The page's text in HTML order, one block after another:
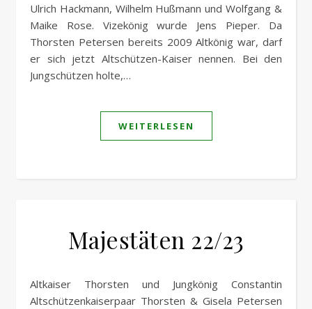
Ulrich Hackmann, Wilhelm Hußmann und Wolfgang &
Maike Rose. Vizekönig wurde Jens Pieper. Da
Thorsten Petersen bereits 2009 Altkönig war, darf
er sich jetzt Altschützen-Kaiser nennen. Bei den
Jungschützen holte,…
WEITERLESEN
Majestäten 22/23
Altkaiser Thorsten und Jungkönig Constantin
Altschützenkaiserpaar Thorsten & Gisela Petersen